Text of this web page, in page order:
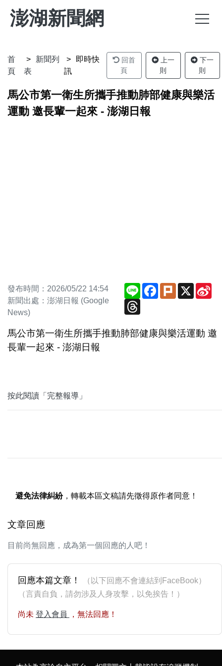
澎湖新聞網
首
頁
新聞列
表
即時快
訊
回首
頁
上一
則
下一
則
馬公市第一衛生所攜手推動肺部健康與樂活
運動 邀長輩一起來 - 澎湖日報
發布時間：2026/05/22 14:54
新聞出處：澎湖日報 (Google
News)
Line Facebook
Plurk X
馬公市第一衛生所攜手推動肺部健康與樂活運動 邀
長輩一起來 - 澎湖日報
按此閱讀「完整報導」
避免法律糾紛，轉載本區文稿請先徵得原作者同意！
文章回應
目前尚無回應，成為第一個回應的人吧！
回應本篇文章！
（以下回應不會連結到FaceBook）
（言責自負，請勿涉及人身攻擊，以免挨告！）
尚未 登入會員 ，無法回應！